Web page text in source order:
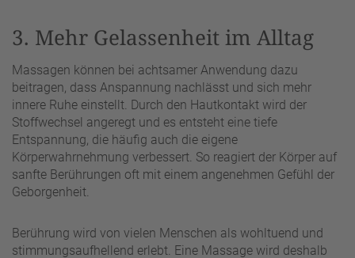
3. Mehr Gelassenheit im Alltag
Massagen können bei achtsamer Anwendung dazu
beitragen, dass Anspannung nachlässt und sich mehr
innere Ruhe einstellt. Durch den Hautkontakt wird der
Stoffwechsel angeregt und es entsteht eine tiefe
Entspannung, die häufig auch die eigene
Körperwahrnehmung verbessert. So reagiert der Körper auf
sanfte Berührungen oft mit einem angenehmen Gefühl der
Geborgenheit.
Berührung wird von vielen Menschen als wohltuend und
stimmungsaufhellend erlebt. Eine Massage wird deshalb